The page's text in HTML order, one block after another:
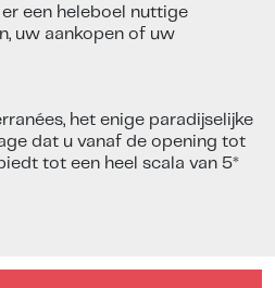
een heleboel nuttige
uw aankopen of uw
het enige paradijselijke
dat u vanaf de opening tot
tot een heel scala van 5*